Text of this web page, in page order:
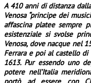
A 410 anni di distanza
Venosa “principe dei
affascina platee sempre
esistenziale si svolse
Venosa, dove nacque nel
Ferrara e poi al castello
1613. Pur essendo uno
potere nell’Italia